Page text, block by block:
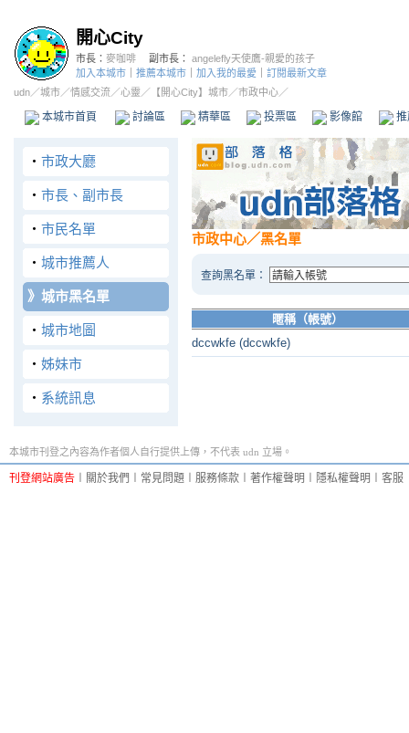
開心City
市長： 麥咖啡 副市長： angelefly天使鷹-親愛的孩子
加入本城市
推薦本城市 加入我的最愛
訂閱最新文章
udn／城市／情感交流／心靈 ／ 【開心City】城市／市政中心／
本城市首頁 討論區 精華區 投票區 影像館
‧ 市政大廳
‧ 市長、副市長
‧ 市民名單
‧ 城市推薦人
》 城市黑名單
‧ 城市地圖
‧ 姊妹市
‧ 系統訊息
市政中心／黑名單
查詢黑名單：
暱稱（帳號）
dccwkfe (dccwkfe)
本城市刊登之內容為作者個人自行提供上傳，不代表 udn 立場。
刊登網站廣告 關於我們 常見問題 服務條款 著作權聲明 隱私權聲明 客服